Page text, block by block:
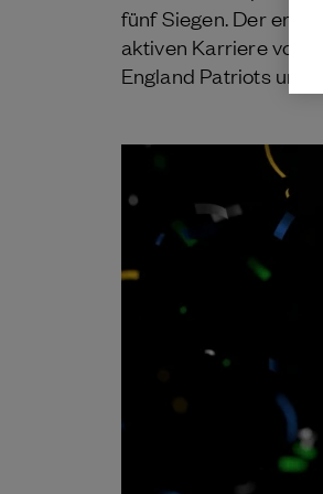
fünf Siegen. Der
aktiven Karriere von
England Patriots und